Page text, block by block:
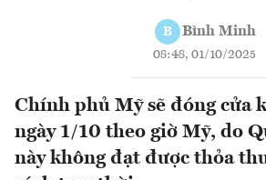
B Bình Minh
08:48, 01/10/2025
Chính phủ Mỹ sẽ đóng cửa
ngày 1/10 theo giờ Mỹ, do
này không đạt được thỏa